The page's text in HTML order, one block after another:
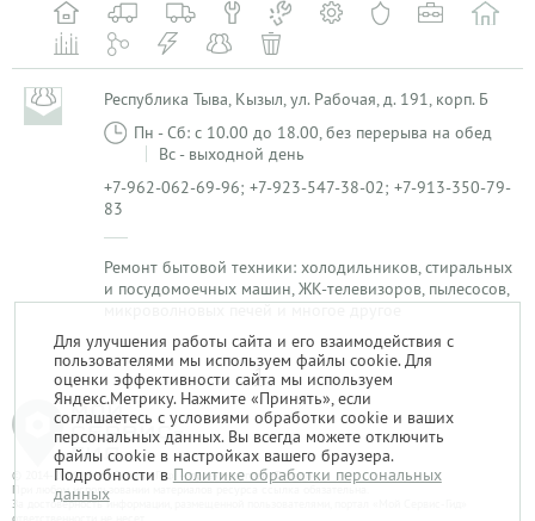
Республика Тыва, Кызыл, ул. Рабочая, д. 191, корп. Б
Пн - Сб: с 10.00 до 18.00, без перерыва на обед
Вс - выходной день
+7-962-062-69-96; +7-923-547-38-02; +7-913-350-79-
83
Ремонт бытовой техники: холодильников, стиральных
и посудомоечных машин, ЖК-телевизоров, пылесосов,
микроволновых печей и многое другое
1
© 2014-2026. «Мой Сервис-Гид» – проект группы «Текарт».
При любом использовании материалов ресурса ссылка обязательна.
За достоверность информации, размещенной пользователями, портал «Мой Сервис-Гид»
Для улучшения работы сайта и его взаимодействия с
пользователями мы используем файлы cookie. Для
оценки эффективности сайта мы используем
Яндекс.Метрику. Нажмите «Принять», если
соглашаетесь с условиями обработки cookie и ваших
персональных данных. Вы всегда можете отключить
файлы cookie в настройках вашего браузера.
Подробности в Политике обработки персональных
данных